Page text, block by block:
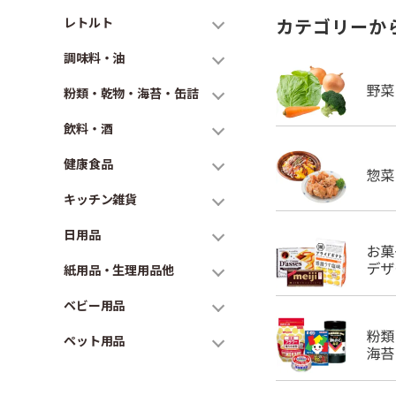
レトルト
調味料・油
粉類・乾物・海苔・缶詰
飲料・酒
健康食品
キッチン雑貨
日用品
紙用品・生理用品他
ベビー用品
ペット用品
カテゴリーか